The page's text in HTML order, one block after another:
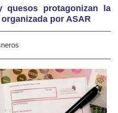
quesos protagonizan la
por ASAR